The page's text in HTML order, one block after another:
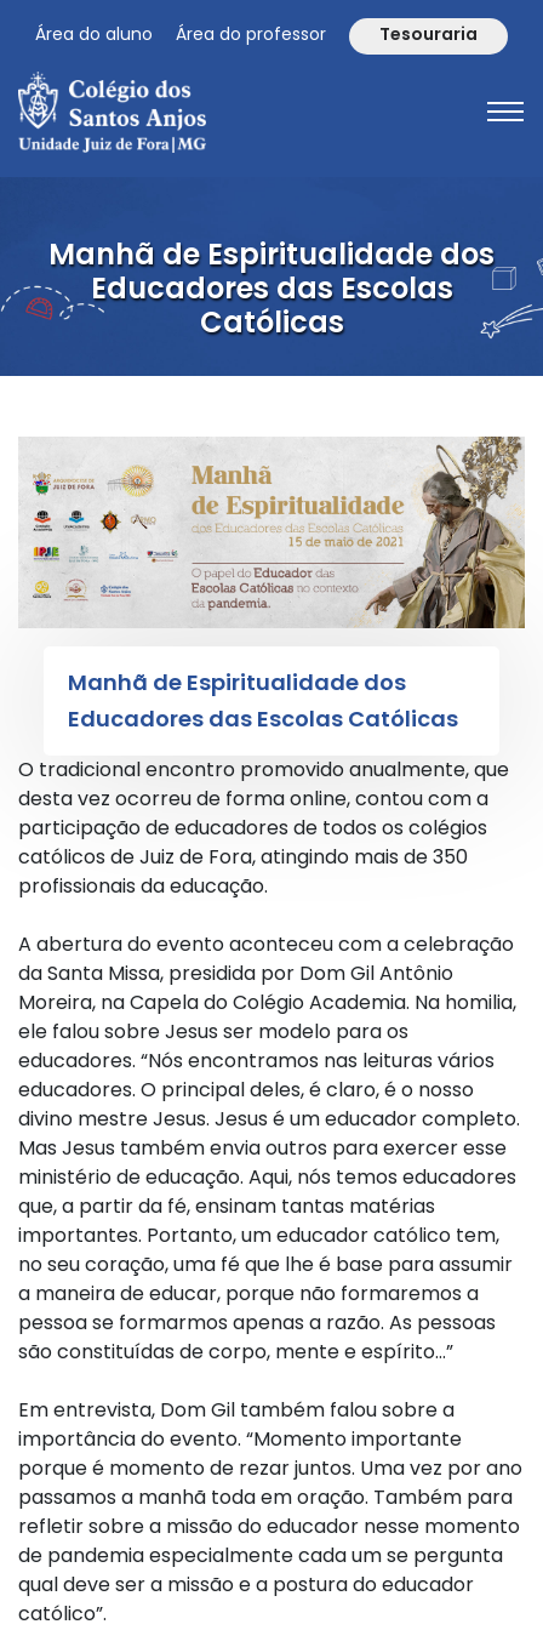
Área do aluno Área do professor Tesouraria
Manhã de Espiritualidade dos
Educadores das Escolas
Católicas
Manhã de Espiritualidade dos
Educadores das Escolas Católicas
O tradicional encontro promovido anualmente, que
desta vez ocorreu de forma online, contou com a
participação de educadores de todos os colégios
católicos de Juiz de Fora, atingindo mais de 350
profissionais da educação.
A abertura do evento aconteceu com a celebração
da Santa Missa, presidida por Dom Gil Antônio
Moreira, na Capela do Colégio Academia. Na homilia,
ele falou sobre Jesus ser modelo para os
educadores. “Nós encontramos nas leituras vários
educadores. O principal deles, é claro, é o nosso
divino mestre Jesus. Jesus é um educador completo.
Mas Jesus também envia outros para exercer esse
ministério de educação. Aqui, nós temos educadores
que, a partir da fé, ensinam tantas matérias
importantes. Portanto, um educador católico tem,
no seu coração, uma fé que lhe é base para assumir
a maneira de educar, porque não formaremos a
pessoa se formarmos apenas a razão. As pessoas
são constituídas de corpo, mente e espírito…”
Em entrevista, Dom Gil também falou sobre a
importância do evento. “Momento importante
porque é momento de rezar juntos. Uma vez por ano
passamos a manhã toda em oração. Também para
refletir sobre a missão do educador nesse momento
de pandemia especialmente cada um se pergunta
qual deve ser a missão e a postura do educador
católico”.